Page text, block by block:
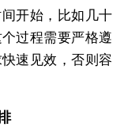
开始，比如几十
过程需要严格遵
速见效，否则容